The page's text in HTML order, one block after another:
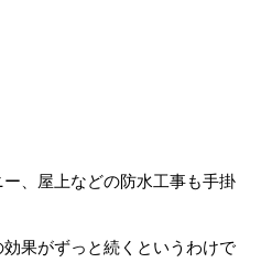
、屋上などの防水工事も手掛
果がずっと続くというわけで